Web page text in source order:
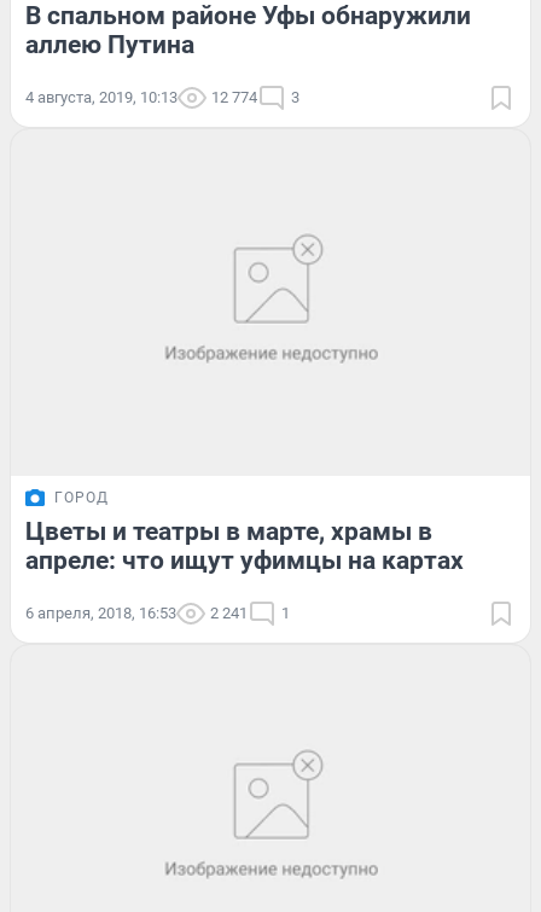
В спальном районе Уфы обнаружили
аллею Путина
4 августа, 2019, 10:13 12 774 3
ГОРОД
Цветы и театры в марте, храмы в
апреле: что ищут уфимцы на картах
6 апреля, 2018, 16:53 2 241 1